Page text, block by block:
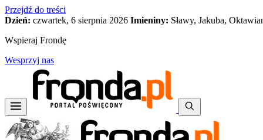
Przejdź do treści
Dzień: czwartek, 6 sierpnia 2026 Imieniny: Sławy, Jakuba,
Wspieraj Frondę
Wesprzyj nas